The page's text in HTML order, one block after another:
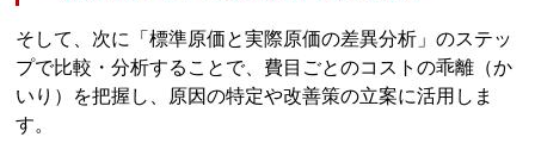
そして、次に「標準原価と実際原価の差異分析」のステッ
プで比較・分析することで、費目ごとのコストの乖離（か
いり）を把握し、原因の特定や改善策の立案に活用しま
す。